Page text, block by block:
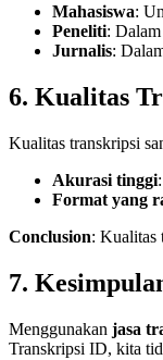
Mahasiswa:
Peneliti:
Jurnalis:
6. Kualitas
Kualitas transkripsi
Akurasi tinggi
Format yang
Conclusion: Kualitas
7.
Menggunakan jasa
Transkripsi ID, kita